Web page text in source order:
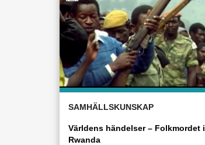
SAMHÄLLSKUNSKAP
Världens händelser – Folkmordet i
Rwanda